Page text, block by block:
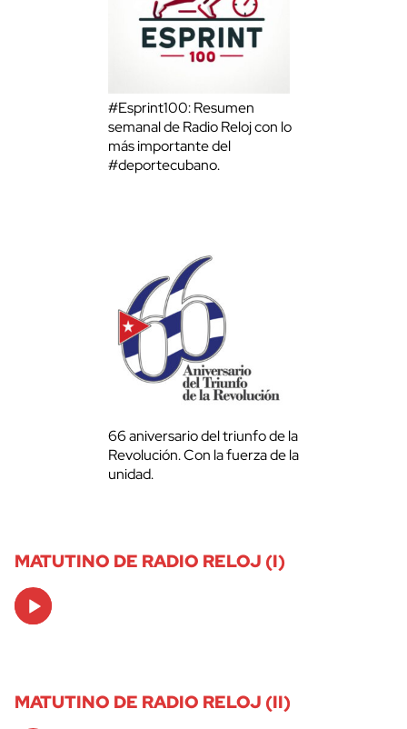
#Esprint100: Resumen
semanal de Radio Reloj con lo
más importante del
#deportecubano.
66 aniversario del triunfo de la
Revolución. Con la fuerza de la
unidad.
MATUTINO DE RADIO RELOJ (I)
Audio
Player
MATUTINO DE RADIO RELOJ (II)